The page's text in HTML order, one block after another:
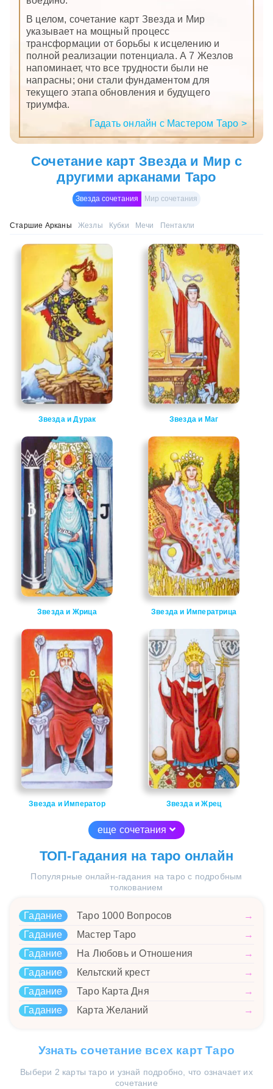
В целом, сочетание карт Звезда и Мир
указывает на мощный процесс
трансформации от борьбы к исцелению и
полной реализации потенциала. А 7 Жезлов
напоминает, что все трудности были не
напрасны; они стали фундаментом для
текущего этапа обновления и будущего
триумфа.
Гадать онлайн с Мастером Таро >
Сочетание карт Звезда и Мир с
другими арканами Таро
Звезда сочетания Мир сочетания
Старшие Арканы Жезлы Кубки Мечи Пентакли
Звезда и Дурак Звезда и Маг
Звезда и Жрица Звезда и Императрица
Звезда и Император Звезда и Жрец
еще сочетания
ТОП-Гадания на таро онлайн
Популярные онлайн-гадания на таро с подробным
толкованием
Гадание Таро 1000 Вопросов
→
Гадание
Мастер Таро
→
Гадание
На Любовь и Отношения
→
Гадание
Кельтский крест
→
Гадание
Таро Карта Дня
→
Гадание
Карта Желаний →
Узнать сочетание всех карт Таро
Выбери 2 карты таро и узнай подробно, что означает их
сочетание